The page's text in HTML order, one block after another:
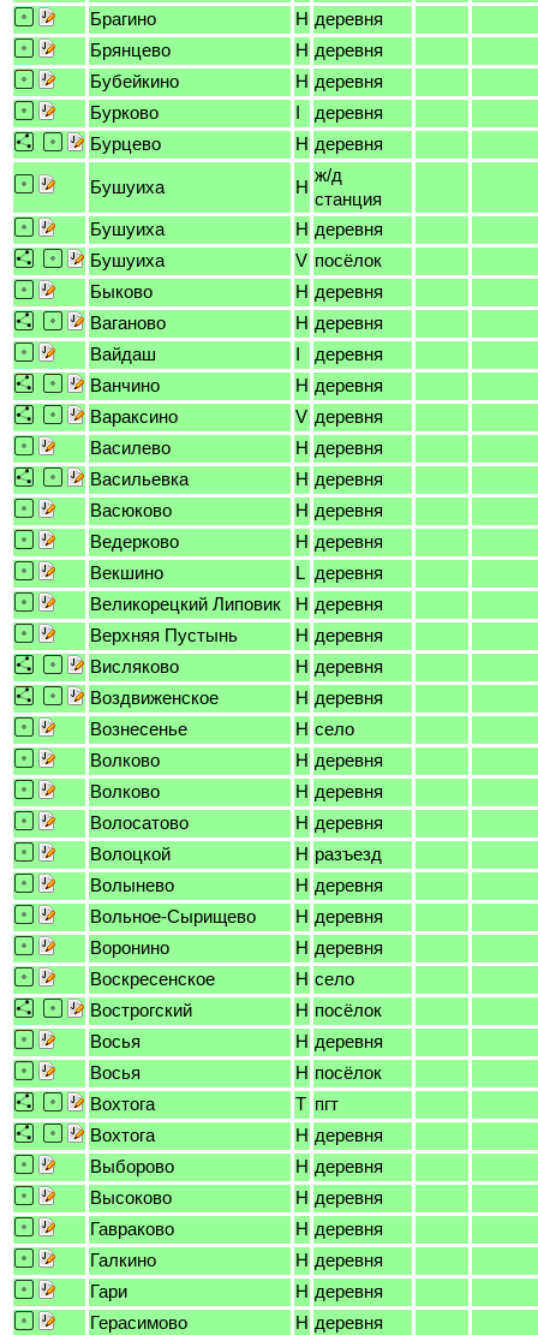
Брагино
H деревня
Брянцево
H деревня
Бубейкино
H деревня
Бурково
I
деревня
Бурцево
H деревня
Бушуиха H
ж/д
станция
Бушуиха
H деревня
Бушуиха
V посёлок
Быково
H деревня
Ваганово
H деревня
Вайдаш
I
деревня
Ванчино
H деревня
Вараксино
V деревня
Василево
H деревня
Васильевка
H деревня
Васюково
H деревня
Ведерково
H деревня
Векшино
L деревня
Великорецкий Липовик
H деревня
Верхняя Пустынь
H деревня
Висляково
H деревня
Воздвиженское
H деревня
Вознесенье
H село
Волково
H деревня
Волково
H деревня
Волосатово
H деревня
Волоцкой
H разъезд
Волынево
H деревня
Вольное-Сырищево
H деревня
Воронино
H деревня
Воскресенское
H село
Вострогский
H посёлок
Восья
H деревня
Восья
H посёлок
Вохтога
T пгт
Вохтога
H деревня
Выборово
H деревня
Высоково
H деревня
Гавраково
H деревня
Галкино
H деревня
Гари
H деревня
Герасимово
H деревня